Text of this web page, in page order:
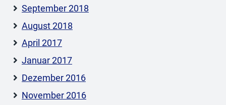
September 2018
August 2018
April 2017
Januar 2017
Dezember 2016
November 2016